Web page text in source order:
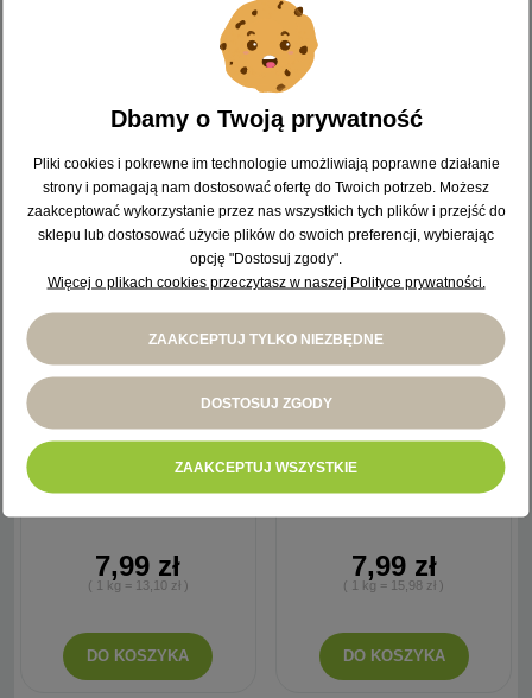
LEWIATAN Fasolka po bretońsku
5,99 zł
( 1 kg = 11,98 zł )
DO KOSZYKA
7,99 zł
( 1 kg = 13,32 zł )
DO KOSZYKA
Pudliszki Fasolka po bretońsku z
7,99 zł
( 1 kg = 13,10 zł )
DO KOSZYKA
LEWIATAN Flaki wołowe w rosole
7,99 zł
( 1 kg = 15,98 zł )
DO KOSZYKA
Dbamy o Twoją prywatność
Pliki cookies i pokrewne im technologie umożliwiają poprawne działanie
strony i pomagają nam dostosować ofertę do Twoich potrzeb. Możesz
zaakceptować wykorzystanie przez nas wszystkich tych plików i przejść do
sklepu lub dostosować użycie plików do swoich preferencji, wybierając
opcję "Dostosuj zgody".
Więcej o plikach cookies przeczytasz w naszej Polityce prywatności.
ZAAKCEPTUJ TYLKO NIEZBĘDNE
DOSTOSUJ ZGODY
ZAAKCEPTUJ WSZYSTKIE